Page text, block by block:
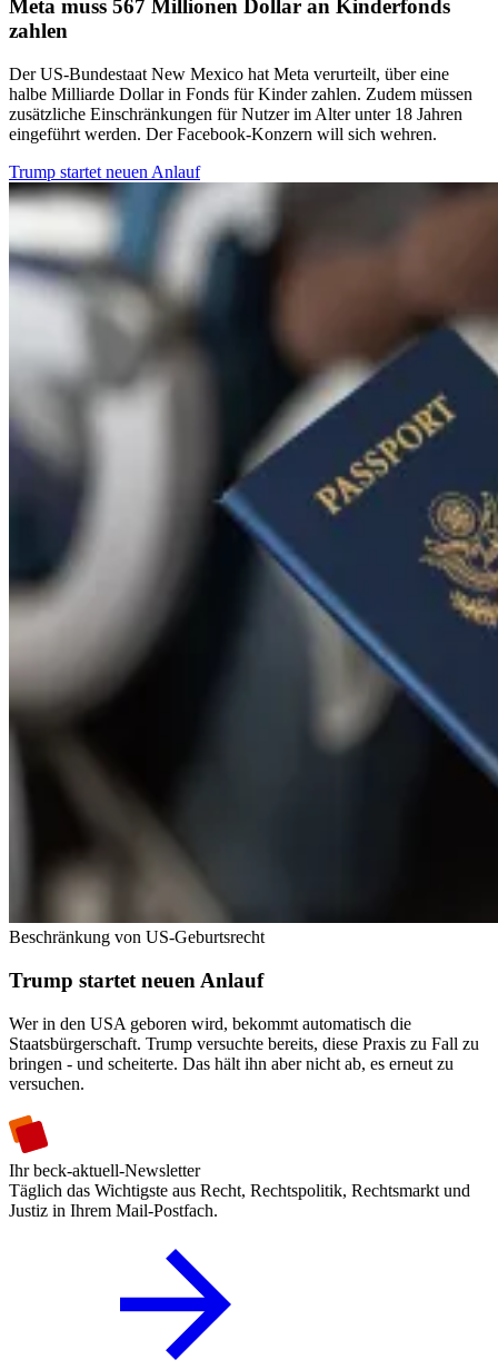
Meta muss 567 Millionen Dollar an Kinderfonds
zahlen
Der US-Bundestaat New Mexico hat Meta verurteilt, über eine
halbe Milliarde Dollar in Fonds für Kinder zahlen. Zudem müssen
zusätzliche Einschränkungen für Nutzer im Alter unter 18 Jahren
eingeführt werden. Der Facebook-Konzern will sich wehren.
Trump startet neuen Anlauf
Beschränkung von US-Geburtsrecht
Trump startet neuen Anlauf
Wer in den USA geboren wird, bekommt automatisch die
Staatsbürgerschaft. Trump versuchte bereits, diese Praxis zu Fall zu
bringen - und scheiterte. Das hält ihn aber nicht ab, es erneut zu
versuchen.
Ihr beck-aktuell-Newsletter
Täglich das Wichtigste aus Recht, Rechtspolitik, Rechtsmarkt und
Justiz in Ihrem Mail-Postfach.